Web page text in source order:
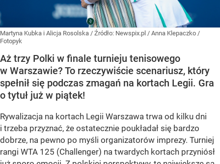
Martyna Kubka i Alicja Rosolska / Źródło: Newspix.pl / Anna Klepaczko /
Fotopyk
Aż trzy Polki w finale turnieju tenisowego
w Warszawie? To rzeczywiście scenariusz, który
spełnił się podczas zmagań na kortach Legii. Gra
o tytuł już w piątek!
Rywalizacja na kortach Legii Warszawa trwa od kilku dni
i trzeba przyznać, że ostatecznie poukładał się bardzo
dobrze, na pewno po myśli organizatorów imprezy. Turniej
rangi WTA 125 (Challenger) na twardych kortach przyniósł